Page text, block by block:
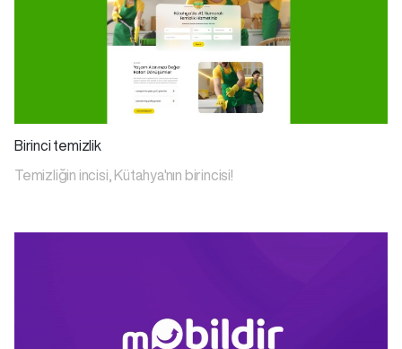
Birinci temizlik
Temizliğin incisi, Kütahya'nın birincisi!